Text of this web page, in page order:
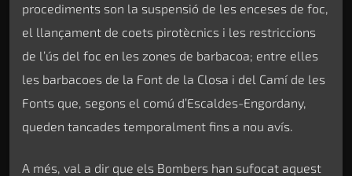
procediments son la suspensió de les enceses de foc,
el llançament de coets pirotècnics i les restriccions
de l’ús del foc en les zones de barbacoa; entre elles
les barbacoes de la Font de la Closa i del Camí de les
Fonts que, segons el comú d’Escaldes-Engordany,
queden tancades temporalment fins a nou avís.
A més, val a dir que els Bombers han sufocat aquest